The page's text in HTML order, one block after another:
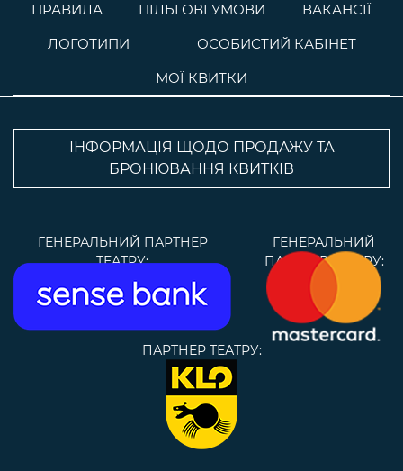
ПРАВИЛА
ПІЛЬГОВІ УМОВИ
ВАКАНСІЇ
ЛОГОТИПИ
ОСОБИСТИЙ КАБІНЕТ
МОЇ КВИТКИ
ІНФОРМАЦІЯ ЩОДО ПРОДАЖУ ТА
БРОНЮВАННЯ КВИТКІВ
ГЕНЕРАЛЬНИЙ ПАРТНЕР
ТЕАТРУ:
ГЕНЕРАЛЬНИЙ
ПАРТНЕР ТЕАТРУ:
ПАРТНЕР ТЕАТРУ: